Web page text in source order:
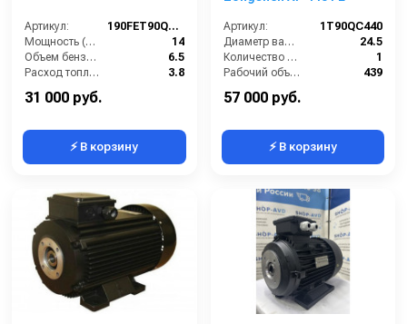
Артикул:
190FET90Q19E
Мощность (л/с):
14
Объем бензобака (л):
6.5
Расход топлива (л/ч):
3.8
31 000 руб.
⚡ В корзину
Артикул:
1T90QC440
Диаметр вала (мм):
24.5
Количество цилиндров в двигателе (шт):
1
Рабочий объем цилиндра(ов) (см3):
439
57 000 руб.
⚡ В корзину